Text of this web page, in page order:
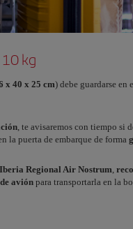
10 kg
x 40 x 25 cm) debe guardarse en
, te avisaremos con tiempo si
la puerta de embarque de forma
Iberia Regional Air Nostrum,
avión para transportarla en la